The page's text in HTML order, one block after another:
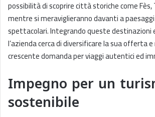
possibilità di scoprire città storiche come Fès,
mentre si meraviglieranno davanti a
spettacolari. Integrando queste destinazioni
l’azienda cerca di diversificare la sua offerta
crescente domanda per viaggi autentici ed
Impegno per un
sostenibile